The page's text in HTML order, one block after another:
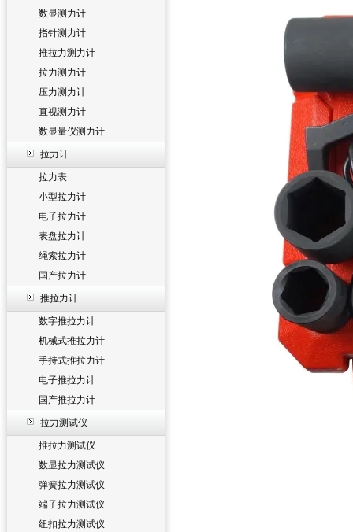
数显测力计
指针测力计
推拉力测力计
拉力测力计
压力测力计
直视测力计
数显量仪测力计
拉力计
拉力表
小型拉力计
电子拉力计
表盘拉力计
绳索拉力计
国产拉力计
推拉力计
数字推拉力计
机械式推拉力计
手持式推拉力计
电子推拉力计
国产推拉力计
拉力测试仪
推拉力测试仪
数显拉力测试仪
弹簧拉力测试仪
端子拉力测试仪
纽扣拉力测试仪